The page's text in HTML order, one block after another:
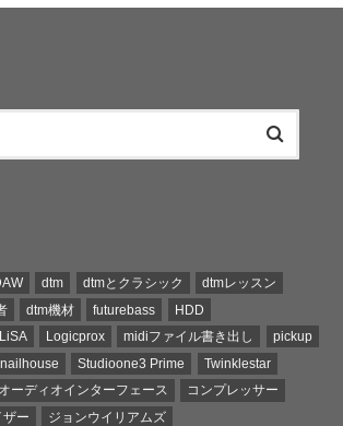
dtm dtmとクラシック
dtmレッスン
dtm機材 futurebass
HDD
LiSA Logicprox midiファイル書き出し
pickup
Studioone3 Prime
Twinklestar
オーディオインターフェース
コンプレッサー
ザー
ジョンウイリアムズ